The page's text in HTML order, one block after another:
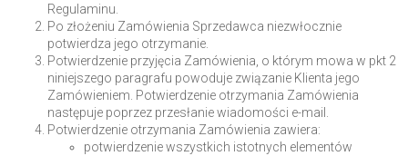
Regulaminu.
Po złożeniu Zamówienia Sprzedawca niezwłocznie
potwierdza jego otrzymanie.
Potwierdzenie przyjęcia Zamówienia, o którym mowa w pkt 2
niniejszego paragrafu powoduje związanie Klienta jego
Zamówieniem. Potwierdzenie otrzymania Zamówienia
następuje poprzez przesłanie wiadomości e-mail.
Potwierdzenie otrzymania Zamówienia zawiera:
potwierdzenie wszystkich istotnych elementów